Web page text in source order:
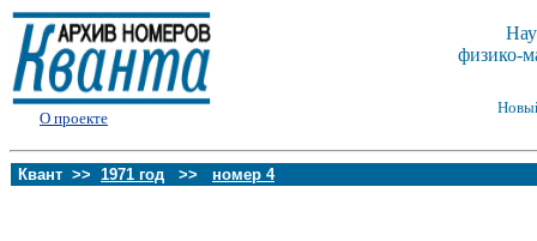
О проекте
физико-
Квант >> 1971 год >> номер 4